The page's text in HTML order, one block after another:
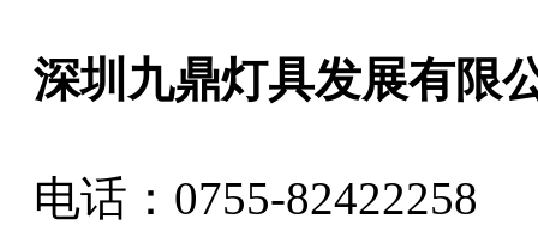
深圳九鼎灯具发展有限
电话：0755-82422258